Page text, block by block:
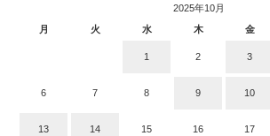
2025年10月
月
火 水 木 金
1 2 3
6 7 8 9 10
13 14 15 16 17